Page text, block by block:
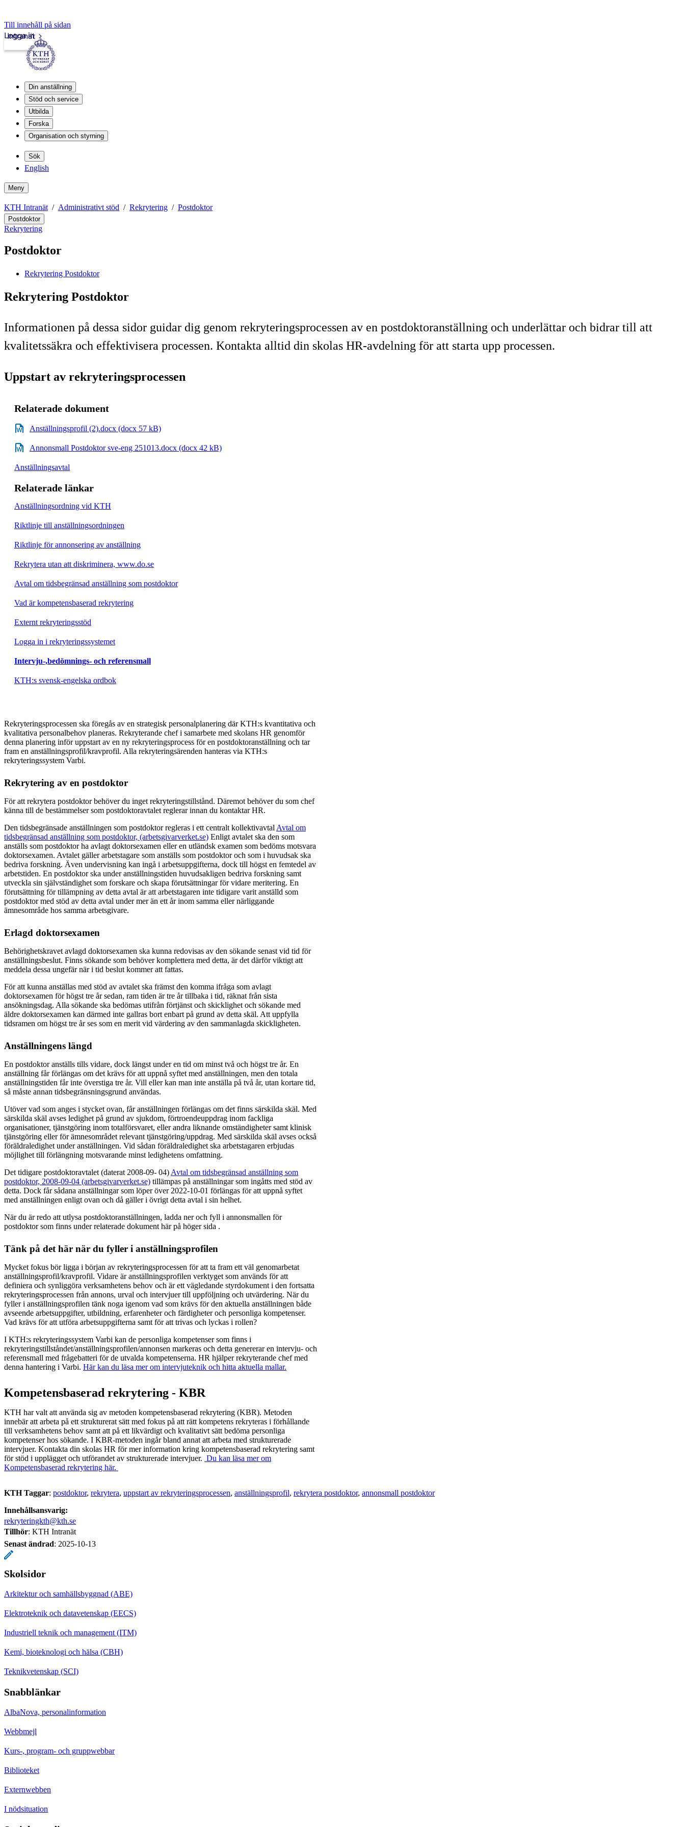
Till innehåll på sidan
Intranät
Logga in
Din anställning
Stöd och service
Utbilda
Forska
Organisation och styrning
Sök
English
Meny
KTH Intranät Administrativt stöd Rekrytering Postdoktor
Postdoktor
Rekrytering
Postdoktor
Rekrytering Postdoktor
Rekrytering Postdoktor
Informationen på dessa sidor guidar dig genom rekryteringsprocessen av en postdoktoranställning och underlättar och bidrar till att
kvalitetssäkra och effektivisera processen. Kontakta alltid din skolas HR-avdelning för att starta upp processen.
Uppstart av rekryteringsprocessen
Relaterade dokument
Anställningsprofil (2).docx (docx 57 kB)
Annonsmall Postdoktor sve-eng 251013.docx (docx 42 kB)
Anställningsavtal
Relaterade länkar
Anställningsordning vid KTH
Riktlinje till anställningsordningen
Riktlinje för annonsering av anställning
Rekrytera utan att diskriminera, www.do.se
Avtal om tidsbegränsad anställning som postdoktor
Vad är kompetensbaserad rekrytering
Externt rekryteringsstöd
Logga in i rekryteringssystemet
Intervju-,bedömnings- och referensmall
KTH:s svensk-engelska ordbok
Rekryteringsprocessen ska föregås av en strategisk personalplanering där KTH:s kvantitativa och
kvalitativa personalbehov planeras. Rekryterande chef i samarbete med skolans HR genomför
denna planering inför uppstart av en ny rekryteringsprocess för en postdoktoranställning och tar
fram en anställningsprofil/kravprofil. Alla rekryteringsärenden hanteras via KTH:s
rekryteringssystem Varbi.
Rekrytering av en postdoktor
För att rekrytera postdoktor behöver du inget rekryteringstillstånd. Däremot behöver du som chef
känna till de bestämmelser som postdoktoravtalet reglerar innan du kontaktar HR.
Den tidsbegränsade anställningen som postdoktor regleras i ett centralt kollektivavtal Avtal om
tidsbegränsad anställning som postdoktor, (arbetsgivarverket.se) Enligt avtalet ska den som
anställs som postdoktor ha avlagt doktorsexamen eller en utländsk examen som bedöms motsvara
doktorsexamen. Avtalet gäller arbetstagare som anställs som postdoktor och som i huvudsak ska
bedriva forskning. Även undervisning kan ingå i arbetsuppgifterna, dock till högst en femtedel av
arbetstiden. En postdoktor ska under anställningstiden huvudsakligen bedriva forskning samt
utveckla sin självständighet som forskare och skapa förutsättningar för vidare meritering. En
förutsättning för tillämpning av detta avtal är att arbetstagaren inte tidigare varit anställd som
postdoktor med stöd av detta avtal under mer än ett år inom samma eller närliggande
ämnesområde hos samma arbetsgivare.
Erlagd doktorsexamen
Behörighetskravet avlagd doktorsexamen ska kunna redovisas av den sökande senast vid tid för
anställningsbeslut. Finns sökande som behöver komplettera med detta, är det därför viktigt att
meddela dessa ungefär när i tid beslut kommer att fattas.
För att kunna anställas med stöd av avtalet ska främst den komma ifråga som avlagt
doktorsexamen för högst tre år sedan, ram tiden är tre år tillbaka i tid, räknat från sista
ansökningsdag. Alla sökande ska bedömas utifrån förtjänst och skicklighet och sökande med
äldre doktorsexamen kan därmed inte gallras bort enbart på grund av detta skäl. Att uppfylla
tidsramen om högst tre år ses som en merit vid värdering av den sammanlagda skickligheten.
Anställningens längd
En postdoktor anställs tills vidare, dock längst under en tid om minst två och högst tre år. En
anställning får förlängas om det krävs för att uppnå syftet med anställningen, men den totala
anställningstiden får inte överstiga tre år. Vill eller kan man inte anställa på två år, utan kortare tid,
så måste annan tidsbegränsningsgrund användas.
Utöver vad som anges i stycket ovan, får anställningen förlängas om det finns särskilda skäl. Med
särskilda skäl avses ledighet på grund av sjukdom, förtroendeuppdrag inom fackliga
organisationer, tjänstgöring inom totalförsvaret, eller andra liknande omständigheter samt klinisk
tjänstgöring eller för ämnesområdet relevant tjänstgöring/uppdrag. Med särskilda skäl avses också
föräldraledighet under anställningen. Vid sådan föräldraledighet ska arbetstagaren erbjudas
möjlighet till förlängning motsvarande minst ledighetens omfattning.
Det tidigare postdoktoravtalet (daterat 2008-09- 04) Avtal om tidsbegränsad anställning som
postdoktor, 2008-09-04 (arbetsgivarverket.se) tillämpas på anställningar som ingåtts med stöd av
detta. Dock får sådana anställningar som löper över 2022-10-01 förlängas för att uppnå syftet
med anställningen enligt ovan och då gäller i övrigt detta avtal i sin helhet.
När du är redo att utlysa postdoktoranställningen, ladda ner och fyll i annonsmallen för
postdoktor som finns under relaterade dokument här på höger sida .
Tänk på det här när du fyller i anställningsprofilen
Mycket fokus bör ligga i början av rekryteringsprocessen för att ta fram ett väl genomarbetat
anställningsprofil/kravprofil. Vidare är anställningsprofilen verktyget som används för att
definiera och synliggöra verksamhetens behov och är ett vägledande styrdokument i den fortsatta
rekryteringsprocessen från annons, urval och intervjuer till uppföljning och utvärdering. När du
fyller i anställningsprofilen tänk noga igenom vad som krävs för den aktuella anställningen både
avseende arbetsuppgifter, utbildning, erfarenheter och färdigheter och personliga kompetenser.
Vad krävs för att utföra arbetsuppgifterna samt för att trivas och lyckas i rollen?
I KTH:s rekryteringssystem Varbi kan de personliga kompetenser som finns i
rekryteringstillståndet/anställningsprofilen/annonsen markeras och detta genererar en intervju- och
referensmall med frågebatteri för de utvalda kompetenserna. HR hjälper rekryterande chef med
denna hantering i Varbi. Här kan du läsa mer om intervjuteknik och hitta aktuella mallar.
​Kompetensbaserad rekrytering - KBR
KTH har valt att använda sig av metoden kompetensbaserad rekrytering (KBR). Metoden
innebär att arbeta på ett strukturerat sätt med fokus på att rätt kompetens rekryteras i förhållande
till verksamhetens behov samt att på ett likvärdigt och kvalitativt sätt bedöma personliga
kompetenser hos sökande. I KBR-metoden ingår bland annat att arbeta med strukturerade
intervjuer. Kontakta din skolas HR för mer information kring kompetensbaserad rekrytering samt
för stöd i upplägget och utförandet av strukturerade intervjuer. Du kan läsa mer om
Kompetensbaserad rekrytering här.
KTH Taggar: postdoktor rekrytera uppstart av rekryteringsprocessen anställningsprofil rekrytera postdoktor annonsmall postdoktor
Innehållsansvarig:
rekryteringkth@kth.se
Tillhör: KTH Intranät
Senast ändrad: 2025-10-13
Skolsidor
Arkitektur och samhällsbyggnad (ABE)
Elektroteknik och datavetenskap (EECS)
Industriell teknik och management (ITM)
Kemi, bioteknologi och hälsa (CBH)
Teknikvetenskap (SCI)
Snabblänkar
AlbaNova, personalinformation
Webbmejl
Kurs-, program- och gruppwebbar
Biblioteket
Externwebben
I nödsituation